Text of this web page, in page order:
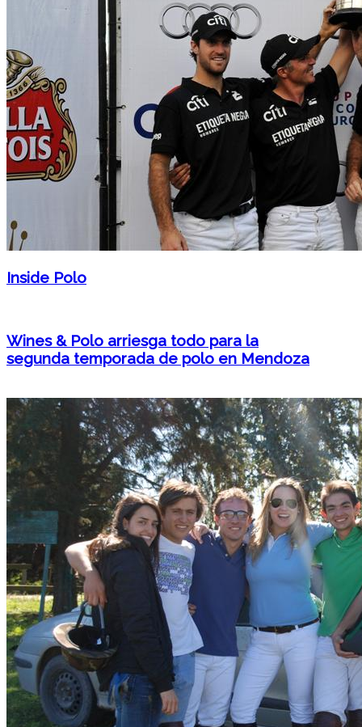
Inside Polo
Wines & Polo arriesga todo para la
segunda temporada de polo en Mendoza